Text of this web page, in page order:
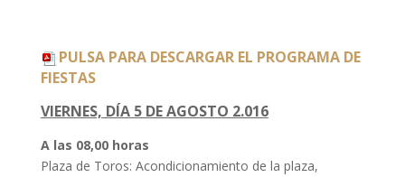
PULSA PARA DESCARGAR EL PROGRAMA DE
FIESTAS
VIERNES, DÍA 5 DE AGOSTO 2.016
A las 08,00 horas
Plaza de Toros: Acondicionamiento de la plaza,